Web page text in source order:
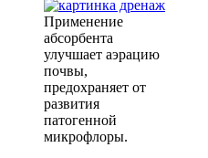
Применение
абсорбента
улучшает аэрацию
почвы,
предохраняет от
развития
патогенной
микрофлоры.